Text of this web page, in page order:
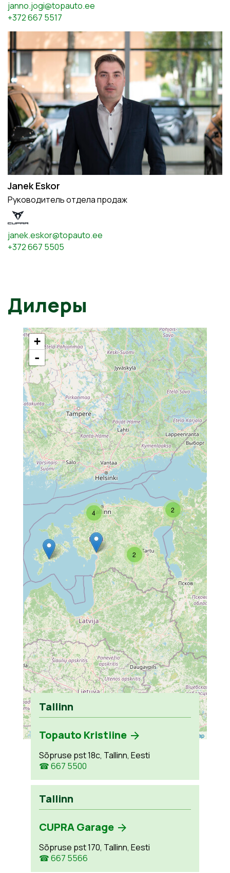
janno.jogi@topauto.ee
+372 667 5517
Janek Eskor
Руководитель отдела продаж
janek.eskor@topauto.ee
+372 667 5505
Дилеры
2
2
4
+
-
Leaflet OpenStreetMap
Tallinn
Topauto Kristiine
Sõpruse pst 18c, Tallinn, Eesti
☎ 667 5500
Tallinn
CUPRA Garage
Sõpruse pst 170, Tallinn, Eesti
☎ 667 5566